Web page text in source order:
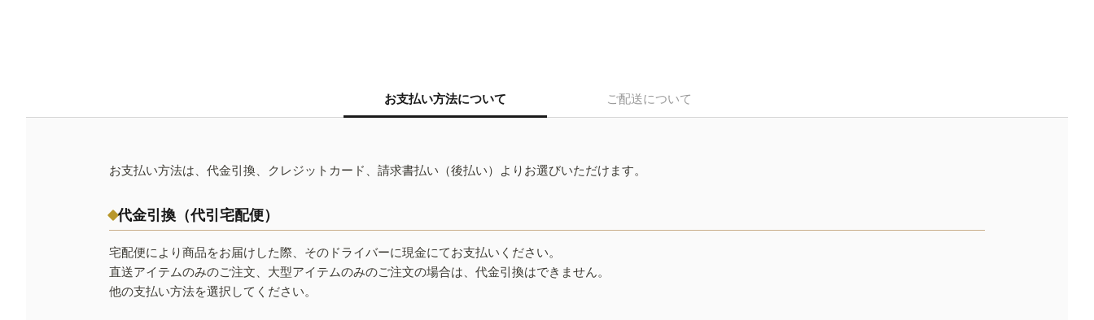
お支払い方法について ご配送について
お支払い方法は、代金引換、クレジットカード、請求書払い（後払い）よりお選びいただけます。
代金引換（代引宅配便）
宅配便により商品をお届けした際、そのドライバーに現金にてお支払いください。
直送アイテムのみのご注文、大型アイテムのみのご注文の場合は、代金引換はできません。
他の支払い方法を選択してください。